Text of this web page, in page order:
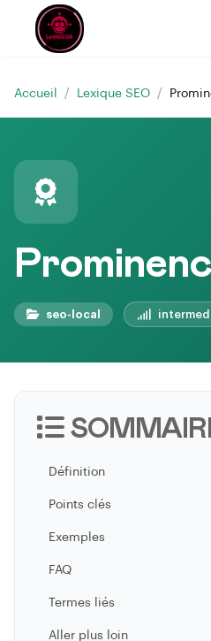
Accueil / Lexique SEO /
seo-local
Définition
Points clés
Exemples
FAQ
Termes liés
Aller plus loin